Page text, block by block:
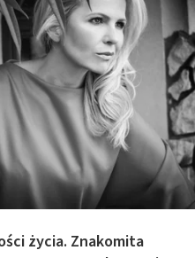
życia. Znakomita